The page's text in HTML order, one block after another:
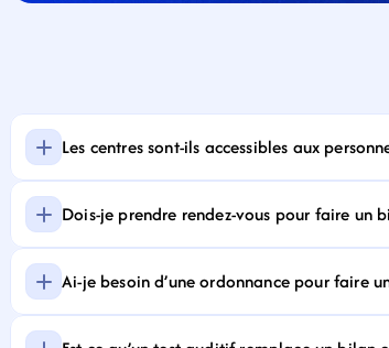
Les centres sont-ils accessibles aux
Dois-je prendre rendez-vous pour faire un
Ai-je besoin d’une ordonnance pour faire